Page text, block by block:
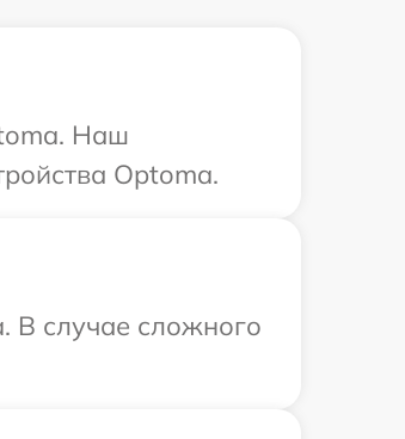
Наш
Optoma.
В случае сложного